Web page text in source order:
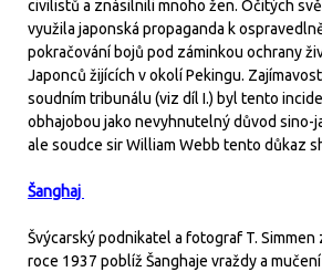
civilistů a znásilnili mnoho žen. Očitých
využila japonská propaganda k
pokračování bojů pod záminkou ochrany
Japonců žijících v okolí Pekingu.
soudním tribunálu (viz díl I.) byl tento
obhajobou jako nevyhnutelný důvod sino-
ale soudce sir William Webb tento důkaz
Šanghaj
Švýcarský podnikatel a fotograf T.
roce 1937 poblíž Šanghaje vraždy a